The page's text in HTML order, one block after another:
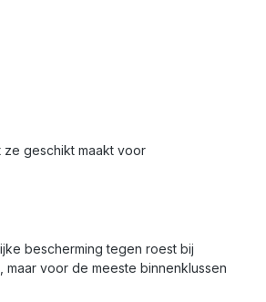
geschikt maakt voor
bescherming tegen roest bij
voor de meeste binnenklussen